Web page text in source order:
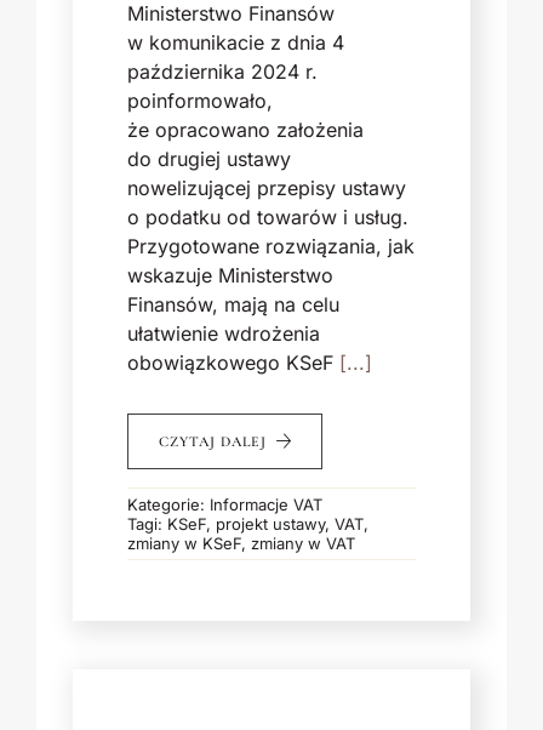
Ministerstwo Finansów
w komunikacie z dnia 4
października 2024 r.
poinformowało,
że opracowano założenia
do drugiej ustawy
nowelizującej przepisy ustawy
o podatku od towarów i usług.
Przygotowane rozwiązania, jak
wskazuje Ministerstwo
Finansów, mają na celu
ułatwienie wdrożenia
obowiązkowego KSeF [...]
CZYTAJ DALEJ
Kategorie: Informacje VAT
Tagi: KSeF, projekt ustawy, VAT,
zmiany w KSeF, zmiany w VAT